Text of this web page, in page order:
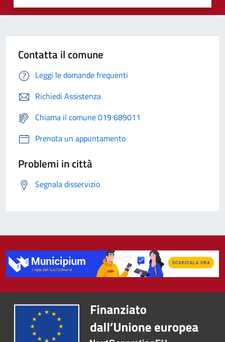
Contatta il comune
Leggi le domande frequenti
Richiedi Assistenza
Chiama il comune 019 689011
Prenota un appuntamento
Problemi in città
Segnala disservizio